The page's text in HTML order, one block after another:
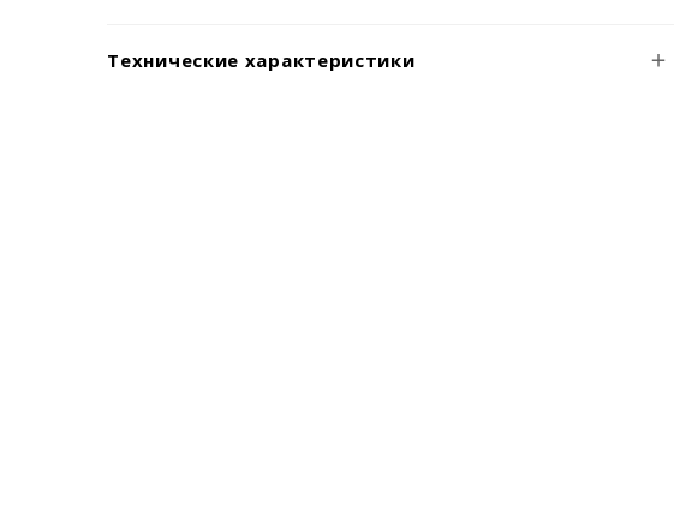
Технические характеристики